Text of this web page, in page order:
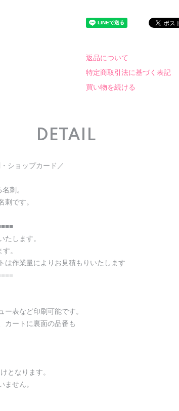
返品について
特定商取引法に基づく表記
買い物を続ける
DETAIL
ショップカード／
刺。
です。
たします。
。
は作業量によりお見積もりいたします
表など印刷可能です。
カートに裏面の品番も
となります。
せん。